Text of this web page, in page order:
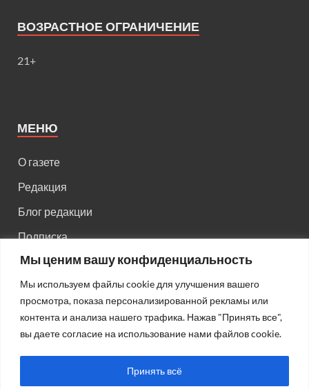
Мы ценим вашу конфиденциальность
Мы используем файлы cookie для улучшения вашего
просмотра, показа персонализированной рекламы или
контента и анализа нашего трафика. Нажав "Принять все",
вы даете согласие на использование нами файлов cookie.
Принять всё
ВОЗРАСТНОЕ ОГРАНИЧЕНИЕ
21+
МЕНЮ
О газете
Редакция
Блог редакции
Подписка
Правила поведения на сайте
Реклама
Старый сайт
Старый HTML сайт